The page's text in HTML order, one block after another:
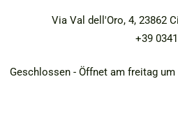
Via Val dell'Oro, 4, 23862
+39
Geschlossen- Öffnet am freitag um